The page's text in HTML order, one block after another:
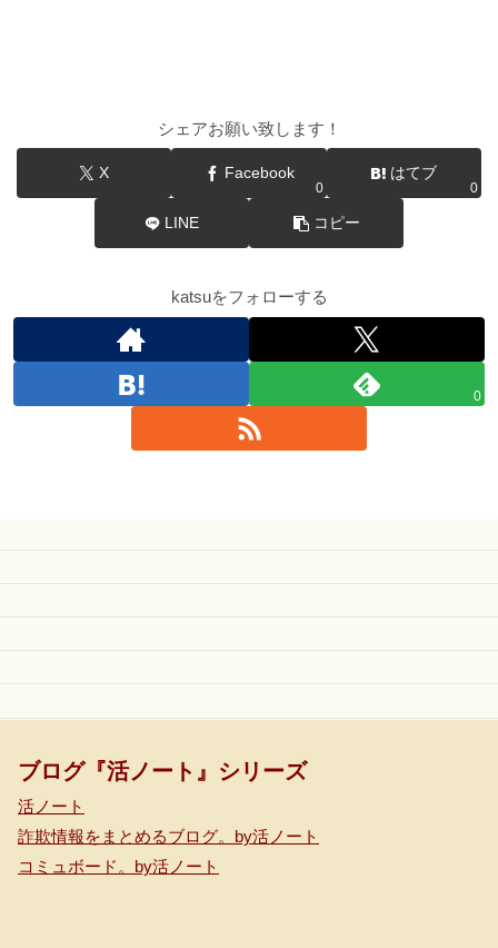
シェアお願い致します！
X Facebook
0
はてブ
0
LINE コピー
katsuをフォローする
0
ブログ『活ノート』シリーズ
活ノート
詐欺情報をまとめるブログ。by活ノート
コミュボード。by活ノート